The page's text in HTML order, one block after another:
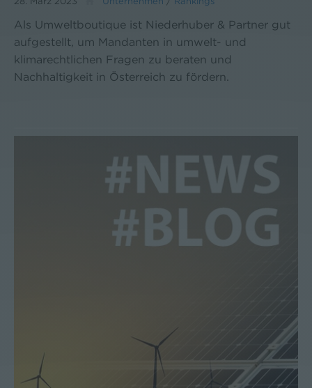
Als Umweltboutique ist Niederhuber & Partner gut
aufgestellt, um Mandanten in umwelt- und
klimarechtlichen Fragen zu beraten und
Nachhaltigkeit in Österreich zu fördern.